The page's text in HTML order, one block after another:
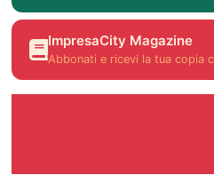
ImpresaCity Magazine
Abbonati e ricevi la tua copia